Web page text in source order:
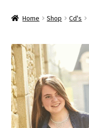
Assortiment
Account
Nieuws
Home Shop Cd's